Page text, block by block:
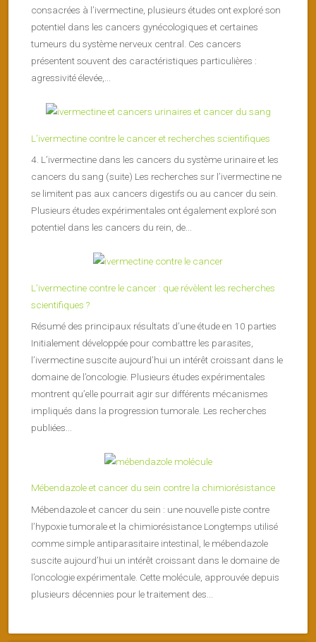
consacrées à l’ivermectine, plusieurs études ont exploré son
potentiel dans les cancers gynécologiques et certaines
tumeurs du système nerveux central. Ces cancers
présentent souvent des caractéristiques particulières :
agressivité élevée,...
L’ivermectine contre le cancer et recherches scientifiques
4. L’ivermectine dans les cancers du système urinaire et les
cancers du sang (suite) Les recherches sur l’ivermectine ne
se limitent pas aux cancers digestifs ou au cancer du sein.
Plusieurs études expérimentales ont également exploré son
potentiel dans les cancers du rein, de...
L’ivermectine contre le cancer : que révèlent les recherches
scientifiques ?
Résumé des principaux résultats d’une étude en 10 parties
Initialement développée pour combattre les parasites,
l’ivermectine suscite aujourd’hui un intérêt croissant dans le
domaine de l’oncologie. Plusieurs études expérimentales
montrent qu’elle pourrait agir sur différents mécanismes
impliqués dans la progression tumorale. Les recherches
publiées...
Mébendazole et cancer du sein contre la chimiorésistance
Mébendazole et cancer du sein : une nouvelle piste contre
l’hypoxie tumorale et la chimiorésistance Longtemps utilisé
comme simple antiparasitaire intestinal, le mébendazole
suscite aujourd’hui un intérêt croissant dans le domaine de
l’oncologie expérimentale. Cette molécule, approuvée depuis
plusieurs décennies pour le traitement des...